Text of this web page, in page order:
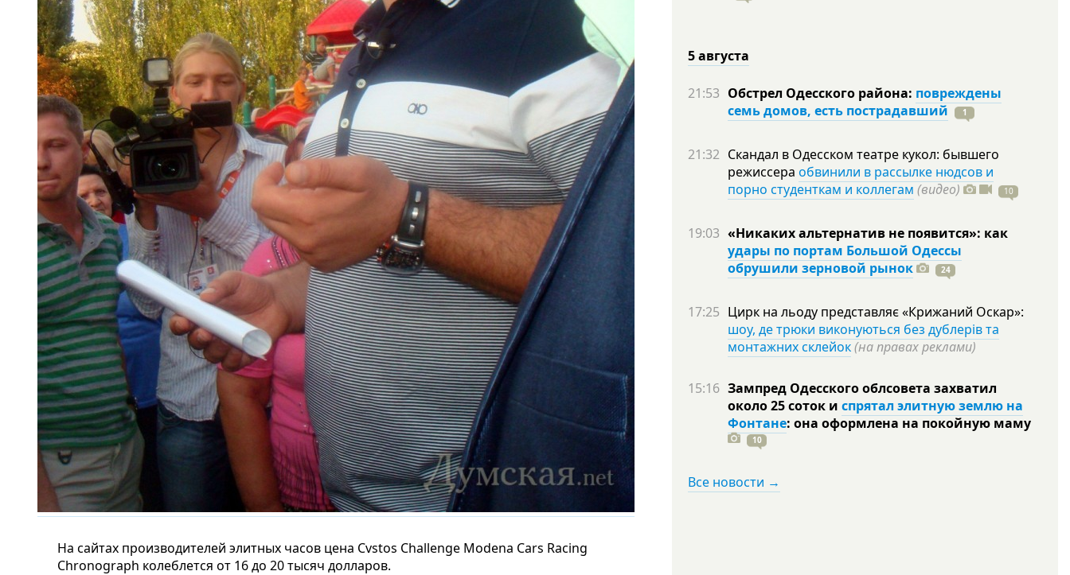
На сайтах производителей элитных часов цена Cvstos Challenge Modena Cars Racing
Chronograph колеблется от 16 до 20 тысяч долларов.
5 августа
21:53 Обстрел Одесского района: повреждены
семь домов, есть пострадавший
1
21:32 Скандал в Одесском театре кукол: бывшего
режиссера обвинили в рассылке нюдсов и
порно студенткам и коллегам (видео) 10
19:03 «Никаких альтернатив не появится»: как
удары по портам Большой Одессы
обрушили зерновой рынок
24
17:25 Цирк на льоду представляє «Крижаний Оскар»:
шоу, де трюки виконуються без дублерів та
монтажних склейок(на правах реклами)
15:16 Зампред Одесского облсовета захватил
около 25 соток и спрятал элитную землю на
Фонтане: она оформлена на покойную маму
10
Все новости →